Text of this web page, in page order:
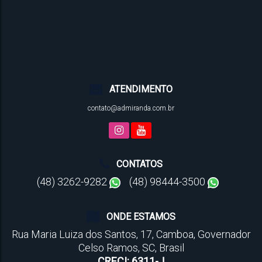
ATENDIMENTO
contato@admiranda.com.br
CONTATOS
(48) 3262-9282 (48) 98444-3500
ONDE ESTAMOS
Rua Maria Luiza dos Santos, 17, Camboa, Governador
Celso Ramos, SC, Brasil